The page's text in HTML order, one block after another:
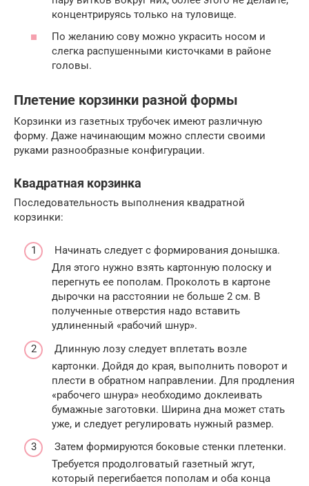
концентрируясь только на туловище.
По желанию сову можно украсить носом и
слегка распушенными кисточками в районе
головы.
Плетение корзинки разной формы
Корзинки из газетных трубочек имеют различную
форму. Даже начинающим можно сплести своими
руками разнообразные конфигурации.
Квадратная корзинка
Последовательность выполнения квадратной
корзинки:
Начинать следует с формирования донышка.
Для этого нужно взять картонную полоску и
перегнуть ее пополам. Проколоть в картоне
дырочки на расстоянии не больше 2 см. В
полученные отверстия надо вставить
удлиненный «рабочий шнур».
Длинную лозу следует вплетать возле
картонки. Дойдя до края, выполнить поворот и
плести в обратном направлении. Для продления
«рабочего шнура» необходимо доклеивать
бумажные заготовки. Ширина дна может стать
уже, и следует регулировать нужный размер.
Затем формируются боковые стенки плетенки.
Требуется продолговатый газетный жгут,
который перегибается пополам и оба конца